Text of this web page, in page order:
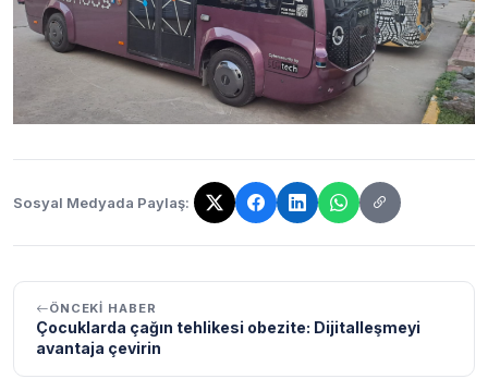
Sosyal Medyada Paylaş:
Bağlantı kopyalandı!
ÖNCEKI HABER
Çocuklarda çağın tehlikesi obezite: Dijitalleşmeyi
avantaja çevirin